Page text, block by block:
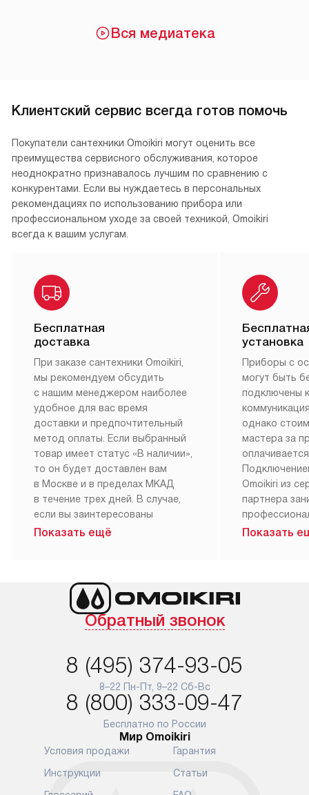
Вся медиатека
Клиентский сервис всегда готов помочь
Покупатели сантехники Omoikiri могут оценить все
преимущества сервисного обслуживания, которое
неоднократно признавалось лучшим по сравнению с
конкурентами. Если вы нуждаетесь в персональных
рекомендациях по использованию прибора или
профессиональном уходе за своей техникой, Omoikiri
всегда к вашим услугам.
Бесплатная
доставка
При заказе сантехники Omoikiri,
мы рекомендуем обсудить
с нашим менеджером наиболее
удобное для вас время
доставки и предпочтительный
метод оплаты. Если выбранный
товар имеет статус «В наличии»,
то он будет доставлен вам
в Москве и в пределах МКАД
в течение трех дней. В случае,
если вы заинтересованы
в товаре, который доступен
менеджером на сайте. Товары
с особым лейблом
доставляются бесплатно
аксессуаров не предусмотрена.
Для доставки в другие регионы
мы используем услуги
транспортной компании.
Уточняйте все условия доставки
у нашего менеджера при
оформлении заказа.
Показать ещё
установка
Приборы с
могут быть
подключены
однако
мастера за
Omoikiri из
партнера
Наш сервис
Показать
Обратный звонок
8 (495) 374-93-05
8–22 Пн-Пт, 9–22 Сб-Вс
8 (800) 333-09-47
Бесплатно по России
Мир Omoikiri
Условия продажи
Инструкции
Гарантия
Статьи